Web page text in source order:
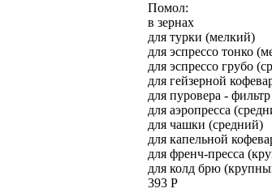
Помол:
в зернах
для турки (мелкий)
для эспрессо тонко
для эспрессо грубо
для гейзерной
для пуровера -
для аэропресса
для чашки (средний)
для капельной
для френч-пресса
для колд брю
393Р